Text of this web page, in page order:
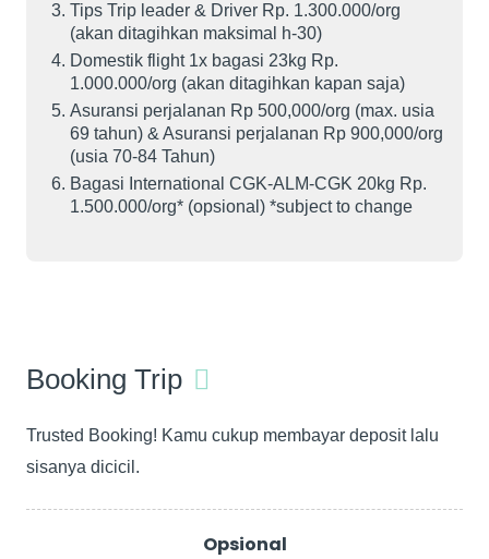
Tips Trip leader & Driver Rp. 1.300.000/org
(akan ditagihkan maksimal h-30)
Domestik flight 1x bagasi 23kg Rp.
1.000.000/org (akan ditagihkan kapan saja)
Asuransi perjalanan Rp 500,000/org (max. usia
69 tahun) & Asuransi perjalanan Rp 900,000/org
(usia 70-84 Tahun)
Bagasi International CGK-ALM-CGK 20kg Rp.
1.500.000/org* (opsional) *subject to change
Booking Trip
Trusted Booking! Kamu cukup membayar deposit lalu
sisanya dicicil.
Opsional